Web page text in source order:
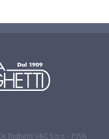
Righetti V&C S.n.c. - P.IVA